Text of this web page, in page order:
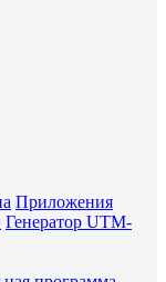
Приложения
Генератор UTM-